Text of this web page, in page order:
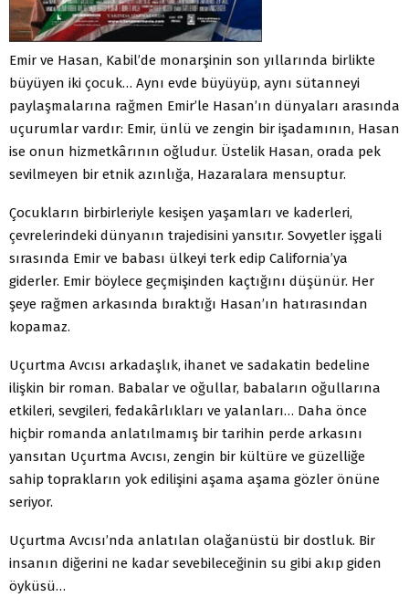
Emir ve Hasan, Kabil’de monarşinin son yıllarında birlikte
büyüyen iki çocuk… Aynı evde büyüyüp, aynı sütanneyi
paylaşmalarına rağmen Emir’le Hasan’ın dünyaları arasında
uçurumlar vardır: Emir, ünlü ve zengin bir işadamının, Hasan
ise onun hizmetkârının oğludur. Üstelik Hasan, orada pek
sevilmeyen bir etnik azınlığa, Hazaralara mensuptur.
Çocukların birbirleriyle kesişen yaşamları ve kaderleri,
çevrelerindeki dünyanın trajedisini yansıtır. Sovyetler işgali
sırasında Emir ve babası ülkeyi terk edip California’ya
giderler. Emir böylece geçmişinden kaçtığını düşünür. Her
şeye rağmen arkasında bıraktığı Hasan’ın hatırasından
kopamaz.
Uçurtma Avcısı arkadaşlık, ihanet ve sadakatin bedeline
ilişkin bir roman. Babalar ve oğullar, babaların oğullarına
etkileri, sevgileri, fedakârlıkları ve yalanları… Daha önce
hiçbir romanda anlatılmamış bir tarihin perde arkasını
yansıtan Uçurtma Avcısı, zengin bir kültüre ve güzelliğe
sahip toprakların yok edilişini aşama aşama gözler önüne
seriyor.
Uçurtma Avcısı’nda anlatılan olağanüstü bir dostluk. Bir
insanın diğerini ne kadar sevebileceğinin su gibi akıp giden
öyküsü…